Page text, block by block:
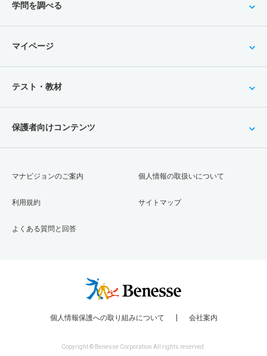
学問を調べる
マイページ
テスト・教材
保護者向けコンテンツ
マナビジョンのご案内
利用規約
よくある質問と回答
個人情報の取扱いについて
サイトマップ
個人情報保護への取り組みについて 会社案内
Copyright © Benesse Corporation All rights reserved.